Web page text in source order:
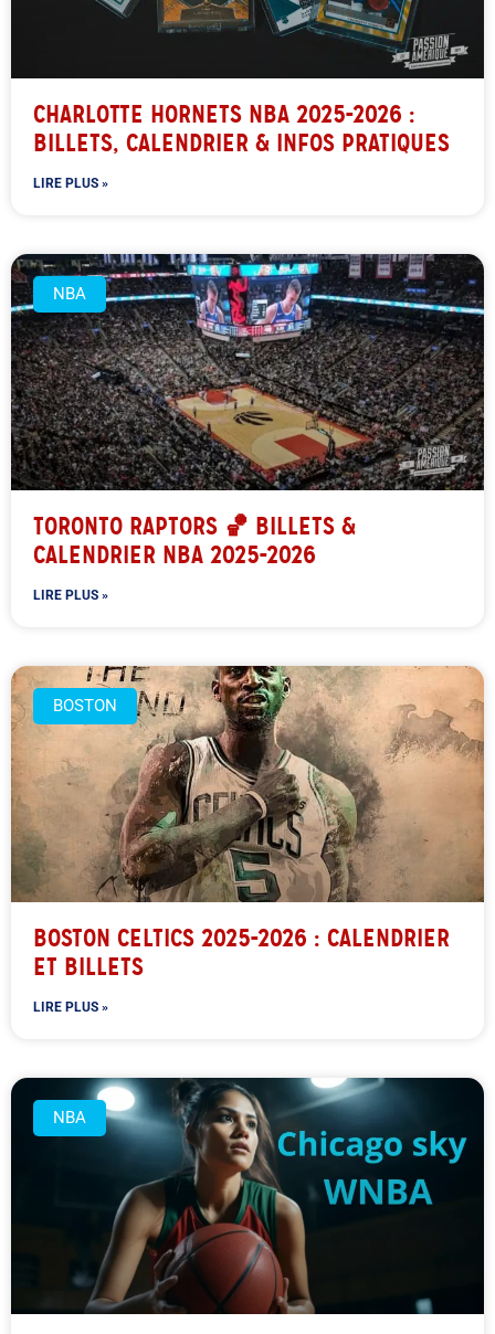
CHARLOTTE HORNETS NBA 2025-2026 :
BILLETS, CALENDRIER & INFOS PRATIQUES
LIRE PLUS »
NBA
TORONTO RAPTORS 🏀 BILLETS &
CALENDRIER NBA 2025-2026
LIRE PLUS »
BOSTON
BOSTON CELTICS 2025-2026 : CALENDRIER
ET BILLETS
LIRE PLUS »
NBA